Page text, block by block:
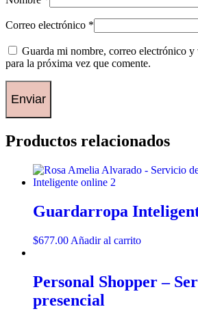
Correo electrónico *
Guarda mi nombre, correo electrónico y
para la próxima vez que comente.
Productos relacionados
Guardarropa
$677.00 Añadir al carrito
Personal Shopper –
presencial